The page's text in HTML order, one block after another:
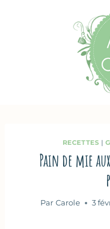
RECETTES |
Pain de mie
Par Carole 3